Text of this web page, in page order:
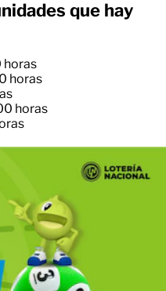
que hay
horas
horas
horas